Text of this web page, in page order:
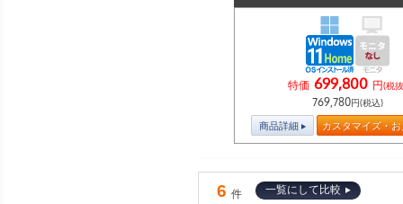
特価 699,800 円(税
769,780円(税込)
商品詳細 カスタマイズ・
6 件
一覧にして比較